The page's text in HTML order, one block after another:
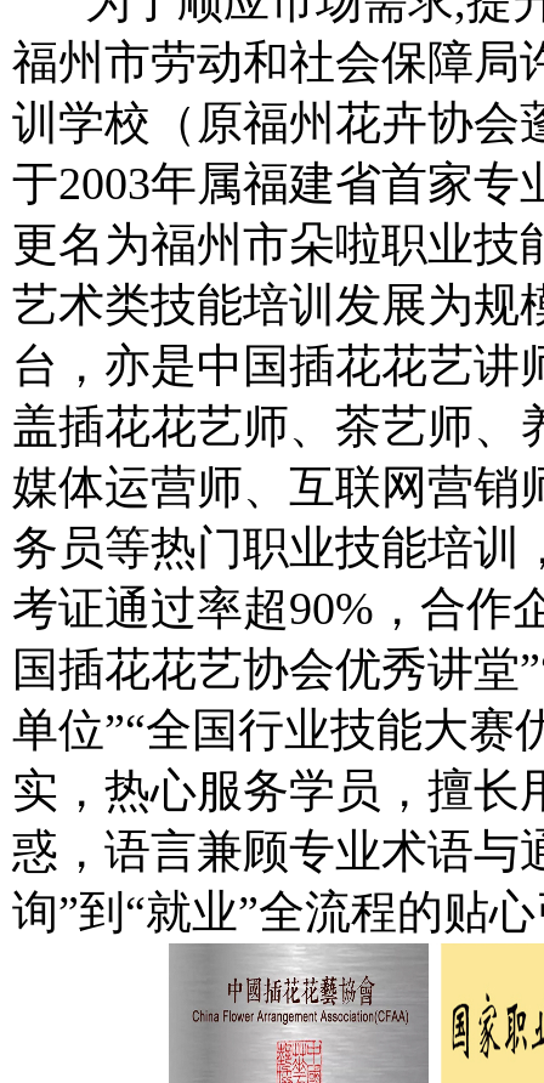
福州市劳动和社会保障局
训学校（原福州花卉协会
于2003年属福建省首家专
更名为福州市朵啦职业技
艺术类技能培训发展为规
台，亦是中国插花花艺讲
盖插花花艺师、茶艺师、
媒体运营师、互联网营销
务员等热门职业技能培训
考证通过率超90%，合作
国插花花艺协会优秀讲堂
单位”“全国行业技能大赛
实，热心服务学员，擅长
惑，语言兼顾专业术语与
询”到“就业”全流程的贴